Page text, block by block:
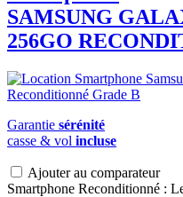
SAMSUNG
256GO
Garantie sérénité
casse & vol incluse
Ajouter au comparateur
Smartphone Reconditionné :